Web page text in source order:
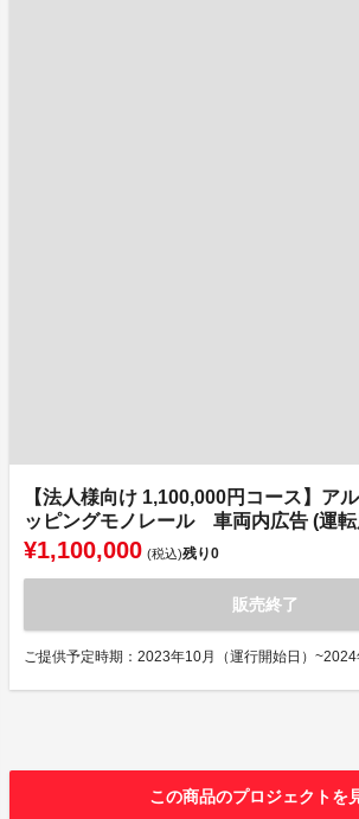
【法人様向け 1,100,000円コース】ア
ッピングモノレール 車両内広告 (運
¥1,100,000 (税込)残り0
販売終了
ご提供予定時期：2023年10月（運行開始日）
この商品のプロジェクトを